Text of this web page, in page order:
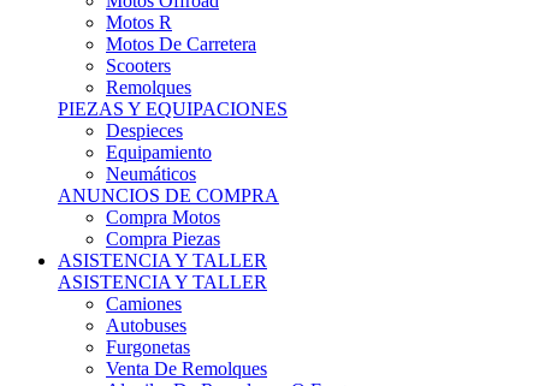
Motos R
Motos De Carretera
Scooters
Remolques
PIEZAS Y EQUIPACIONES
Despieces
Equipamiento
Neumáticos
ANUNCIOS DE COMPRA
Compra Motos
Compra Piezas
ASISTENCIA Y TALLER
ASISTENCIA Y TALLER
Camiones
Autobuses
Furgonetas
Venta De Remolques